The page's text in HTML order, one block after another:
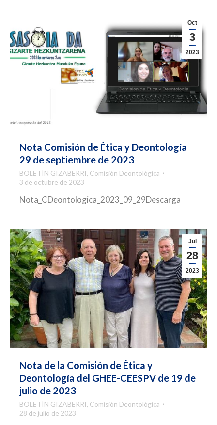
Oct
3
2023
Nota Comisión de Ética y Deontología
29 de septiembre de 2023
BOLETÍN GIZABERRI, Comisión Deontológica
3 de octubre de 2023
Nota_CDeontologica_2023_09_29Descarga
Jul
28
2023
Nota de la Comisión de Ética y
Deontología del GHEE-CEESPV de 19 de
julio de 2023
BOLETÍN GIZABERRI, Comisión Deontológica
28 de julio de 2023